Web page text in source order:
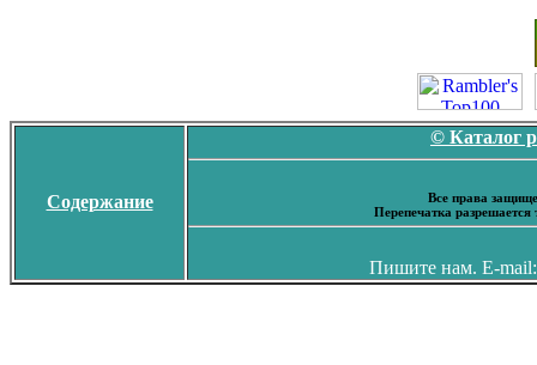
Содержание
© Каталог
Все права
Перепечатка
Пишите нам. E-